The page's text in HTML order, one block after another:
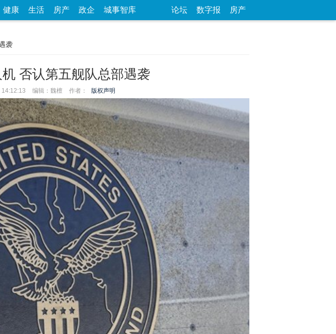
健康 生活 房产 政企 城事智库 论坛 数字报 房产
袭
否认第五舰队总部遇袭
编辑：魏檀 作者： 版权声明